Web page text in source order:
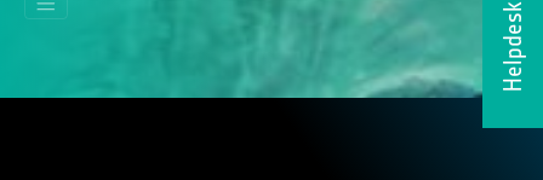
Helpdesk